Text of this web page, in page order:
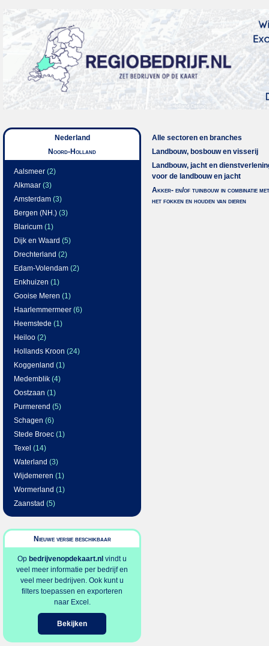
Nederland
Noord-Holland
Aalsmeer (2)
Alkmaar (3)
Amsterdam (3)
Bergen (NH.) (3)
Blaricum (1)
Dijk en Waard (5)
Drechterland (2)
Edam-Volendam (2)
Enkhuizen (1)
Gooise Meren (1)
Haarlemmermeer (6)
Heemstede (1)
Heiloo (2)
Hollands Kroon (24)
Koggenland (1)
Medemblik (4)
Oostzaan (1)
Purmerend (5)
Schagen (6)
Stede Broec (1)
Texel (14)
Waterland (3)
Wijdemeren (1)
Wormerland (1)
Zaanstad (5)
Nieuwe versie beschikbaar
Op bedrijvenopdekaart.nl vindt u
veel meer informatie per bedrijf en
veel meer bedrijven. Ook kunt u
filters toepassen en exporteren
naar Excel.
Bekijken
Alle sectoren en branches
Landbouw, bosbouw en visserij
Landbouw, jacht en
voor de landbouw en jacht
Akker- en/of tuinbouw in combinatie met
het fokken en houden van dieren